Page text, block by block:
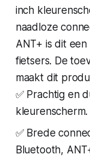
inch
naadloze
ANT+ is dit
fietsers. De
maakt dit
✅ Prachtig en
kleurenscherm.
✅ Brede
Bluetooth,